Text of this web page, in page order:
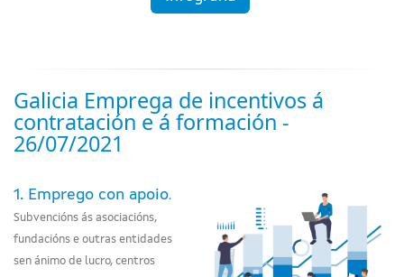
Galicia Emprega de incentivos á
contratación e á formación -
26/07/2021
1. Emprego con apoio.
Subvencións ás asociacións,
fundacións e outras entidades
sen ánimo de lucro, centros